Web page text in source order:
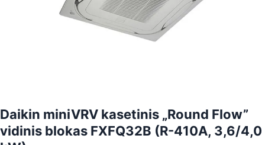
Daikin miniVRV kasetinis „Round Flow”
vidinis blokas FXFQ32B (R-410A, 3,6/4,0